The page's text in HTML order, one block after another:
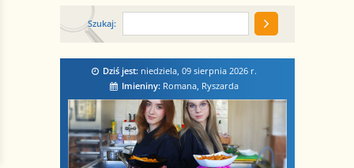
Szukaj:
Dziś jest: niedziela, 09 sierpnia 2026r.
Imieniny:Romana, Ryszarda